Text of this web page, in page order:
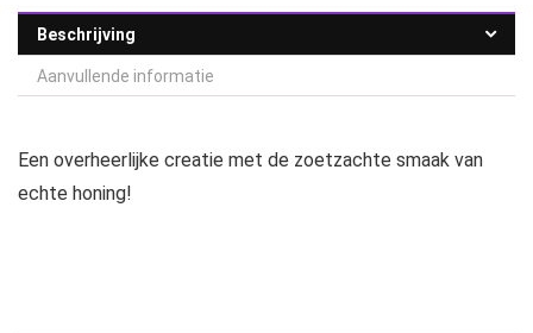
Beschrijving
Aanvullende informatie
Een overheerlijke creatie met de zoetzachte smaak van
echte honing!